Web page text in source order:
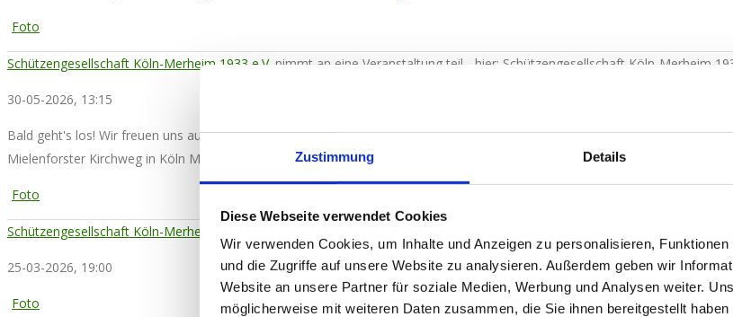
Zustimmung Details
Diese Webseite verwendet Cookies
Wir verwenden Cookies, um Inhalte und Anzeigen zu personalisieren,
und die Zugriffe auf unsere Website zu analysieren. Außerdem geben wir
Website an unsere Partner für soziale Medien, Werbung und Analysen weiter.
möglicherweise mit weiteren Daten zusammen, die Sie ihnen bereitgestellt
Foto
Schützengesellschaft Köln-Merheim 1933 e.V. nimmt an eine Veranstaltung teil - hier: Schützengesellschaft Köln-Merheim
30-05-2026, 13:15
Bald geht's los! Wir freuen uns auf euren Besuch! 🥳Wir laden heute ab 15:00 Uhr herzlich ein zu unserem diesjährigen
Mielenforster Kirchweg in Köln Merheim. Ab 18:00 Uhr folgt die After-Party mit DJ Ingo.
Mehr sehenWeniger sehen
Foto
Schützengesellschaft Köln-Merheim 1933 e.V.
25-03-2026, 19:00
Foto